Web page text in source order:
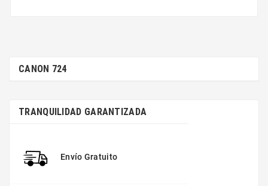
CANON 724
TRANQUILIDAD GARANTIZADA
Envío Gratuito